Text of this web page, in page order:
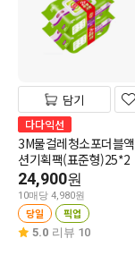
담기
다다익선
3M물걸레청소포더블액
션기획팩(표준형)25*2
24,900원
10매당 4,980원
당일 픽업
5.0 리뷰 10